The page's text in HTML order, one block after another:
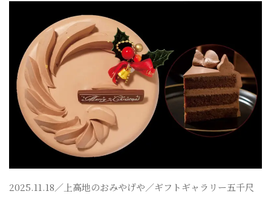
2025.11.18／ 上高地のおみやげや／ギフトギャラリー五千尺